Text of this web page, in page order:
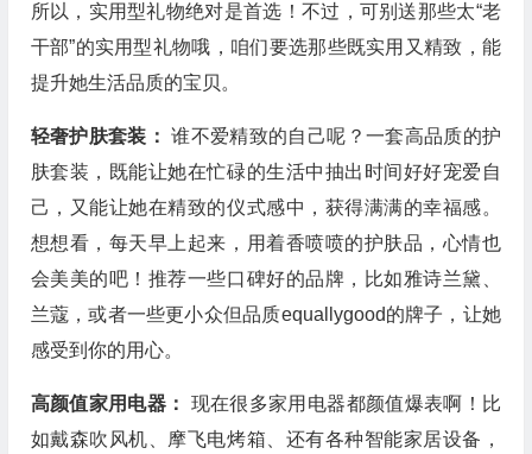
所以，实用型礼物绝对是首选！不过，可别送那些太“老
干部”的实用型礼物哦，咱们要选那些既实用又精致，能
提升她生活品质的宝贝。
轻奢护肤套装：谁不爱精致的自己呢？一套高品质的护
肤套装，既能让她在忙碌的生活中抽出时间好好宠爱自
己，又能让她在精致的仪式感中，获得满满的幸福感。
想想看，每天早上起来，用着香喷喷的护肤品，心情也
会美美的吧！推荐一些口碑好的品牌，比如雅诗兰黛、
兰蔻，或者一些更小众但品质equallygood的牌子，让她
感受到你的用心。
高颜值家用电器： 现在很多家用电器都颜值爆表啊！比
如戴森吹风机、摩飞电烤箱、还有各种智能家居设备，